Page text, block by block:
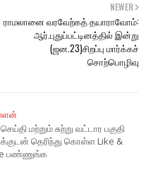
NEWER
ராமலானை வரவேற்கத் தயாராவோம்:
ஆர்.புதுப்பட்டினத்தில் இன்று
(ஜன.23)சிறப்பு மார்க்கச்
சொற்பொழிவு
மற்றும் சுற்று வட்டார பகுதி
தெரிந்து கொள்ள Like &
பண்ணுங்க